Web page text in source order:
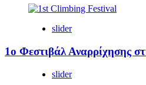
slider
1ο Φεστιβάλ Αναρρίχησης
slider